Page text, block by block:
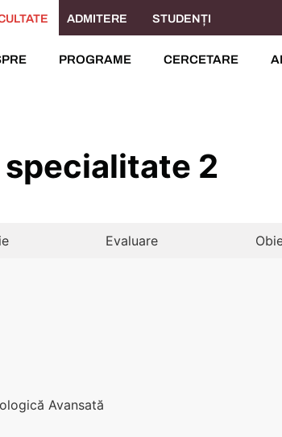
ADMITERE STUDENȚI
PROGRAME CERCETARE
2
Evaluare
Avansată